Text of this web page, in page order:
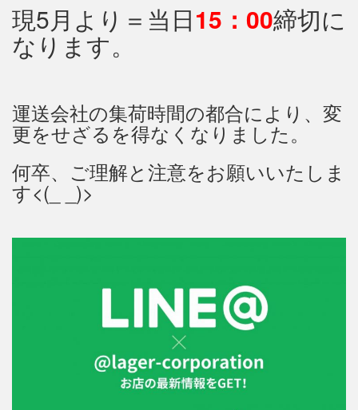
現5月より＝当日15：00締切に
なります。
運送会社の集荷時間の都合により、変
更をせざるを得なくなりました。
何卒、ご理解と注意をお願いいたしま
す<(_ _)>